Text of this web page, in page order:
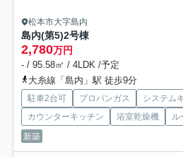
松本市大字島内
島内(第5)2号棟
2,780万円
- / 95.58㎡ / 4LDK /予定
大糸線「島内」駅 徒歩9分
駐車2台可 プロパンガス
システム
カウンターキッチン
浴室乾燥機
ル
新築